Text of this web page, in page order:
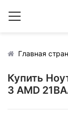
Главная
Купить
3 AMD